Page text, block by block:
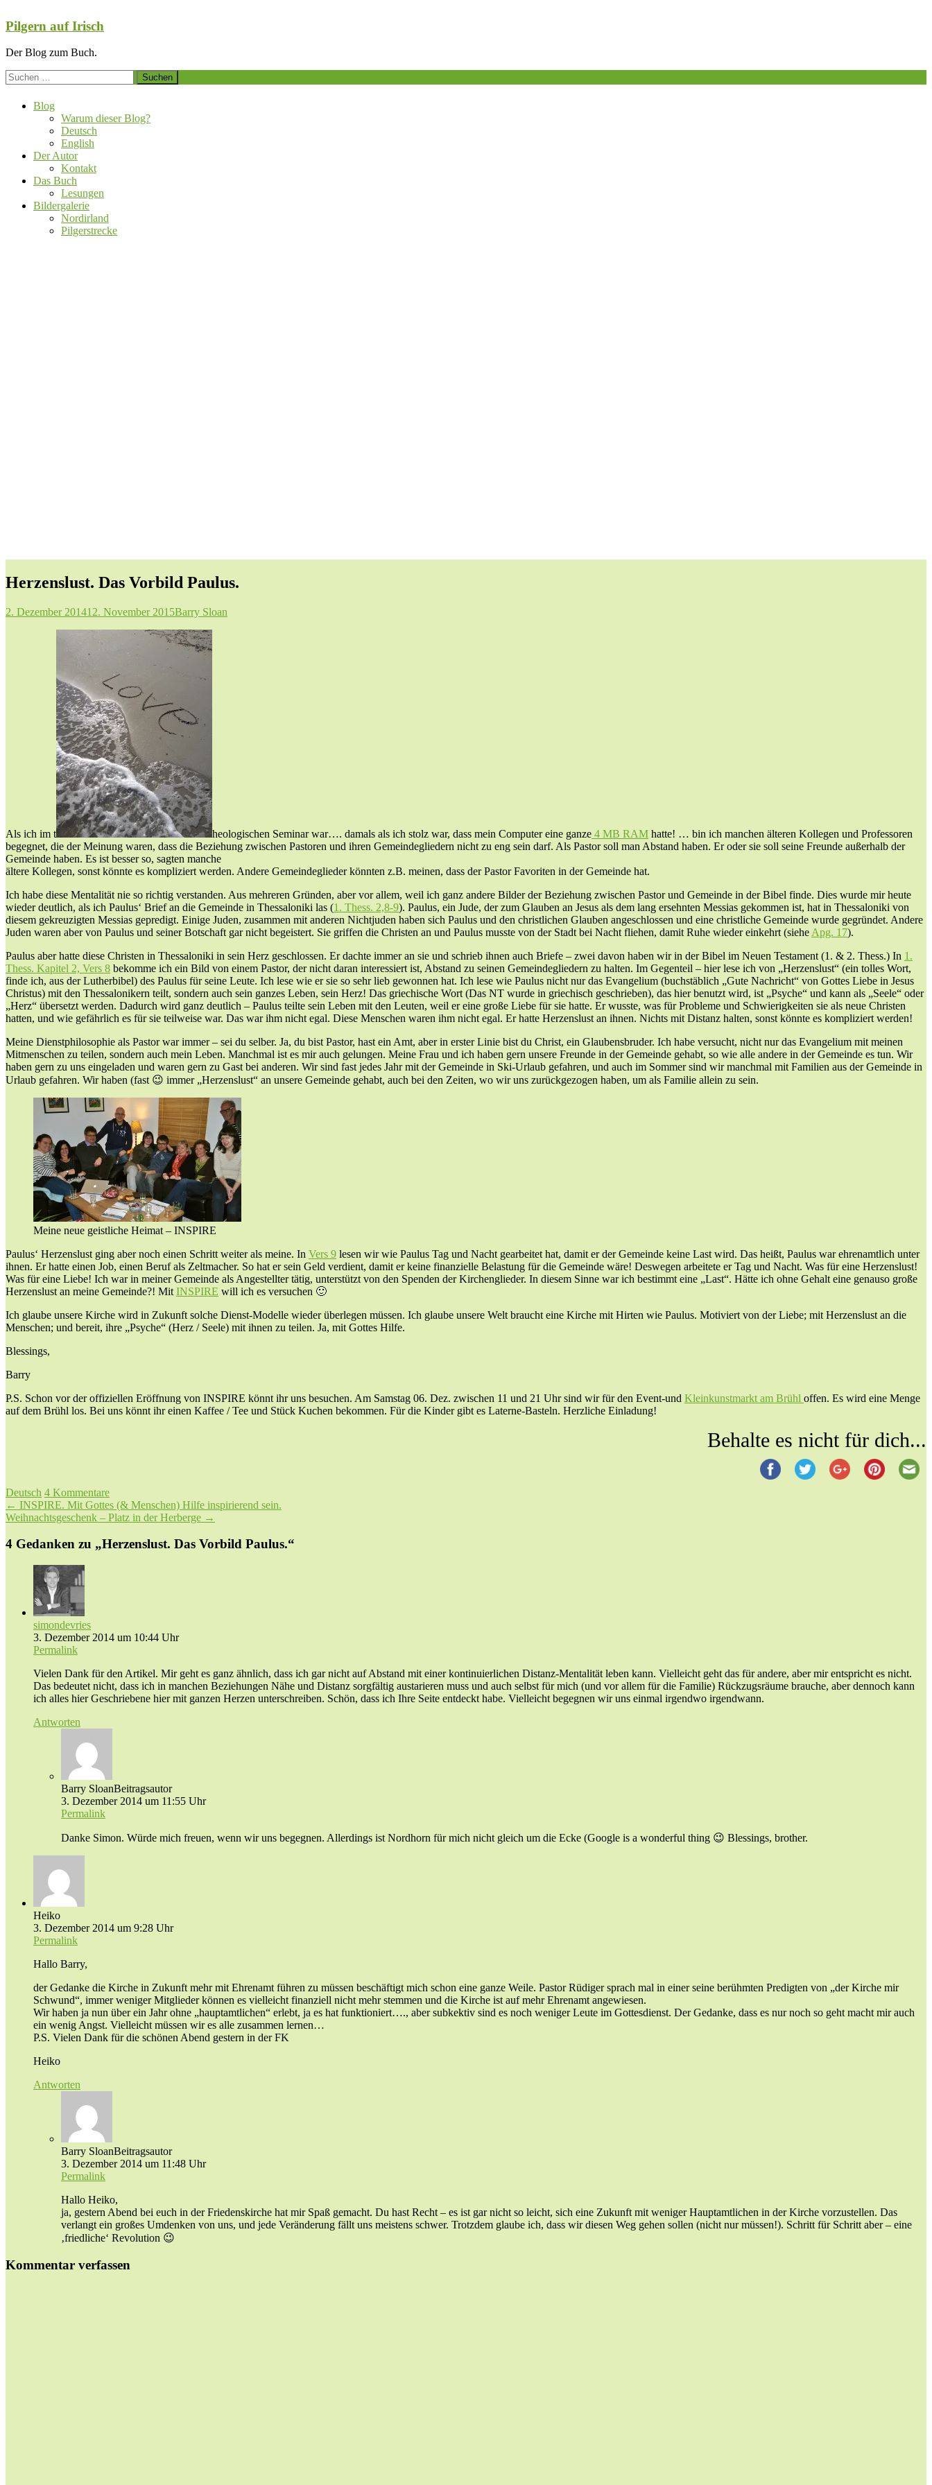
Inhalt
springen
Pilgern auf Irisch
Der Blog zum Buch.
Suchen
nach:
Blog
Warum dieser Blog?
Deutsch
English
Der Autor
Kontakt
Das Buch
Lesungen
Bildergalerie
Nordirland
Pilgerstrecke
Herzenslust. Das Vorbild Paulus.
2. Dezember 201412. November 2015Barry Sloan
Als ich im t heologischen Seminar war…. damals als ich stolz war, dass mein Computer eine ganze 4 MB RAM hatte! … bin ich manchen älteren Kollegen und Professoren
begegnet, die der Meinung waren, dass die Beziehung zwischen Pastoren und ihren Gemeindegliedern nicht zu eng sein darf. Als Pastor soll man Abstand haben. Er oder sie soll seine Freunde außerhalb der
Gemeinde haben. Es ist besser so, sagten manche
ältere Kollegen, sonst könnte es kompliziert werden. Andere Gemeindeglieder könnten z.B. meinen, dass der Pastor Favoriten in der Gemeinde hat.
Ich habe diese Mentalität nie so richtig verstanden. Aus mehreren Gründen, aber vor allem, weil ich ganz andere Bilder der Beziehung zwischen Pastor und Gemeinde in der Bibel finde. Dies wurde mir heute
wieder deutlich, als ich Paulus‘ Brief an die Gemeinde in Thessaloniki las (1. Thess. 2,8-9). Paulus, ein Jude, der zum Glauben an Jesus als dem lang ersehnten Messias gekommen ist, hat in Thessaloniki von
diesem gekreuzigten Messias gepredigt. Einige Juden, zusammen mit anderen Nichtjuden haben sich Paulus und den christlichen Glauben angeschlossen und eine christliche Gemeinde wurde gegründet. Andere
Juden waren aber von Paulus und seiner Botschaft gar nicht begeistert. Sie griffen die Christen an und Paulus musste von der Stadt bei Nacht fliehen, damit Ruhe wieder einkehrt (siehe Apg. 17).
Paulus aber hatte diese Christen in Thessaloniki in sein Herz geschlossen. Er dachte immer an sie und schrieb ihnen auch Briefe – zwei davon haben wir in der Bibel im Neuen Testament (1. & 2. Thess.) In 1.
Thess. Kapitel 2, Vers 8 bekomme ich ein Bild von einem Pastor, der nicht daran interessiert ist, Abstand zu seinen Gemeindegliedern zu halten. Im Gegenteil – hier lese ich von „Herzenslust“ (ein tolles Wort,
finde ich, aus der Lutherbibel) des Paulus für seine Leute. Ich lese wie er sie so sehr lieb gewonnen hat. Ich lese wie Paulus nicht nur das Evangelium (buchstäblich „Gute Nachricht“ von Gottes Liebe in Jesus
Christus) mit den Thessalonikern teilt, sondern auch sein ganzes Leben, sein Herz! Das griechische Wort (Das NT wurde in griechisch geschrieben), das hier benutzt wird, ist „Psyche“ und kann als „Seele“ oder
„Herz“ übersetzt werden. Dadurch wird ganz deutlich – Paulus teilte sein Leben mit den Leuten, weil er eine große Liebe für sie hatte. Er wusste, was für Probleme und Schwierigkeiten sie als neue Christen
hatten, und wie gefährlich es für sie teilweise war. Das war ihm nicht egal. Diese Menschen waren ihm nicht egal. Er hatte Herzenslust an ihnen. Nichts mit Distanz halten, sonst könnte es kompliziert werden!
Meine Dienstphilosophie als Pastor war immer – sei du selber. Ja, du bist Pastor, hast ein Amt, aber in erster Linie bist du Christ, ein Glaubensbruder. Ich habe versucht, nicht nur das Evangelium mit meinen
Mitmenschen zu teilen, sondern auch mein Leben. Manchmal ist es mir auch gelungen. Meine Frau und ich haben gern unsere Freunde in der Gemeinde gehabt, so wie alle andere in der Gemeinde es tun. Wir
haben gern zu uns eingeladen und waren gern zu Gast bei anderen. Wir sind fast jedes Jahr mit der Gemeinde in Ski-Urlaub gefahren, und auch im Sommer sind wir manchmal mit Familien aus der Gemeinde in
Urlaub gefahren. Wir haben (fast 😉 immer „Herzenslust“ an unsere Gemeinde gehabt, auch bei den Zeiten, wo wir uns zurückgezogen haben, um als Familie allein zu sein.
Meine neue geistliche Heimat – INSPIRE
Paulus‘ Herzenslust ging aber noch einen Schritt weiter als meine. In Vers 9 lesen wir wie Paulus Tag und Nacht gearbeitet hat, damit er der Gemeinde keine Last wird. Das heißt, Paulus war ehrenamtlich unter
ihnen. Er hatte einen Job, einen Beruf als Zeltmacher. So hat er sein Geld verdient, damit er keine finanzielle Belastung für die Gemeinde wäre! Deswegen arbeitete er Tag und Nacht. Was für eine Herzenslust!
Was für eine Liebe! Ich war in meiner Gemeinde als Angestellter tätig, unterstützt von den Spenden der Kirchenglieder. In diesem Sinne war ich bestimmt eine „Last“. Hätte ich ohne Gehalt eine genauso große
Herzenslust an meine Gemeinde?! Mit INSPIRE will ich es versuchen 🙂
Ich glaube unsere Kirche wird in Zukunft solche Dienst-Modelle wieder überlegen müssen. Ich glaube unsere Welt braucht eine Kirche mit Hirten wie Paulus. Motiviert von der Liebe; mit Herzenslust an die
Menschen; und bereit, ihre „Psyche“ (Herz / Seele) mit ihnen zu teilen. Ja, mit Gottes Hilfe.
Blessings,
Barry
P.S. Schon vor der offiziellen Eröffnung von INSPIRE könnt ihr uns besuchen. Am Samstag 06. Dez. zwischen 11 und 21 Uhr sind wir für den Event-und Kleinkunstmarkt am Brühl offen. Es wird eine Menge
auf dem Brühl los. Bei uns könnt ihr einen Kaffee / Tee und Stück Kuchen bekommen. Für die Kinder gibt es Laterne-Basteln. Herzliche Einladung!
Behalte es nicht für dich...
Deutsch 4 Kommentare
Beitragsnavigation
← INSPIRE. Mit Gottes (& Menschen) Hilfe inspirierend sein.
Weihnachtsgeschenk – Platz in der Herberge →
4 Gedanken zu „Herzenslust. Das Vorbild Paulus.“
simondevries
3. Dezember 2014 um 10:44 Uhr
Permalink
Vielen Dank für den Artikel. Mir geht es ganz ähnlich, dass ich gar nicht auf Abstand mit einer kontinuierlichen Distanz-Mentalität leben kann. Vielleicht geht das für andere, aber mir entspricht es nicht.
Das bedeutet nicht, dass ich in manchen Beziehungen Nähe und Distanz sorgfältig austarieren muss und auch selbst für mich (und vor allem für die Familie) Rückzugsräume brauche, aber dennoch kann
ich alles hier Geschriebene hier mit ganzen Herzen unterschreiben. Schön, dass ich Ihre Seite entdeckt habe. Vielleicht begegnen wir uns einmal irgendwo irgendwann.
Antworten
Barry SloanBeitragsautor
3. Dezember 2014 um 11:55 Uhr
Permalink
Danke Simon. Würde mich freuen, wenn wir uns begegnen. Allerdings ist Nordhorn für mich nicht gleich um die Ecke (Google is a wonderful thing 😉 Blessings, brother.
Heiko
3. Dezember 2014 um 9:28 Uhr
Permalink
Hallo Barry,
der Gedanke die Kirche in Zukunft mehr mit Ehrenamt führen zu müssen beschäftigt mich schon eine ganze Weile. Pastor Rüdiger sprach mal in einer seine berühmten Predigten von „der Kirche mir
Schwund“, immer weniger Mitglieder können es vielleicht finanziell nicht mehr stemmen und die Kirche ist auf mehr Ehrenamt angewiesen.
Wir haben ja nun über ein Jahr ohne „hauptamtlichen“ erlebt, ja es hat funktioniert…., aber subkektiv sind es noch weniger Leute im Gottesdienst. Der Gedanke, dass es nur noch so geht macht mir auch
ein wenig Angst. Vielleicht müssen wir es alle zusammen lernen…
P.S. Vielen Dank für die schönen Abend gestern in der FK
Heiko
Antworten
Barry SloanBeitragsautor
3. Dezember 2014 um 11:48 Uhr
Permalink
Hallo Heiko,
ja, gestern Abend bei euch in der Friedenskirche hat mir Spaß gemacht. Du hast Recht – es ist gar nicht so leicht, sich eine Zukunft mit weniger Hauptamtlichen in der Kirche vorzustellen. Das
verlangt ein großes Umdenken von uns, und jede Veränderung fällt uns meistens schwer. Trotzdem glaube ich, dass wir diesen Weg gehen sollen (nicht nur müssen!). Schritt für Schritt aber – eine
‚friedliche‘ Revolution 😉
Kommentar verfassen